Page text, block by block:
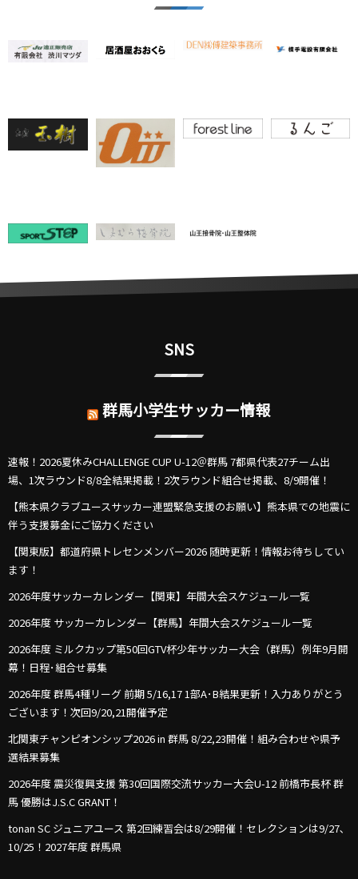
SNS
群馬小学生サッカー情報
速報！2026夏休みCHALLENGE CUP U-12＠群馬 7都県代表27チーム出
場、1次ラウンド8/8全結果掲載！2次ラウンド組合せ掲載、8/9開催！
【熊本県クラブユースサッカー連盟緊急支援のお願い】熊本県での地震に
伴う支援募金にご協力ください
【関東版】都道府県トレセンメンバー2026 随時更新！情報お待ちしてい
ます！
2026年度サッカーカレンダー【関東】年間大会スケジュール一覧
2026年度 サッカーカレンダー【群馬】年間大会スケジュール一覧
2026年度 ミルクカップ第50回GTV杯少年サッカー大会（群馬）例年9月開
幕！日程･組合せ募集
2026年度 群馬4種リーグ 前期 5/16,17 1部A･B結果更新！入力ありがとう
ございます！次回9/20,21開催予定
北関東チャンピオンシップ2026 in 群馬 8/22,23開催！組み合わせや県予
選結果募集
2026年度 震災復興支援 第30回国際交流サッカー大会U-12 前橋市長杯 群
馬 優勝はJ.S.C GRANT！
tonan SC ジュニアユース 第2回練習会は8/29開催！セレクションは9/27､
10/25！2027年度 群馬県